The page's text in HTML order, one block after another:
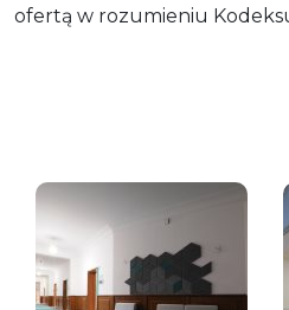
ofertą w rozumieniu